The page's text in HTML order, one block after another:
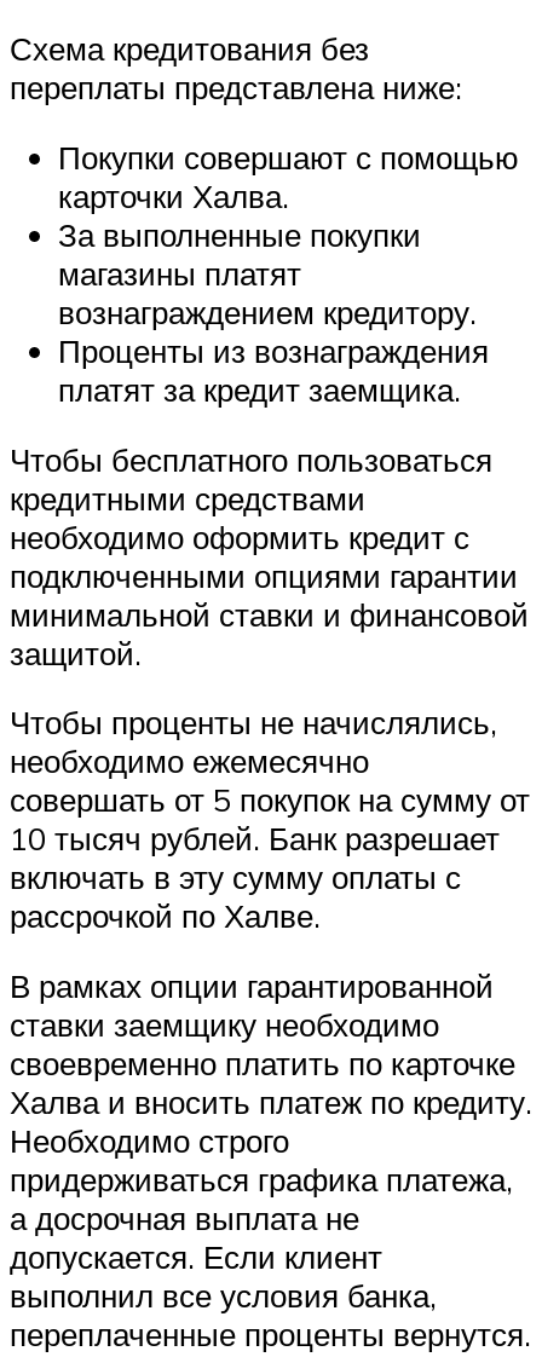
Схема кредитования без
переплаты представлена ниже:
Покупки совершают с помощью
карточки Халва.
За выполненные покупки
магазины платят
вознаграждением кредитору.
Проценты из вознаграждения
платят за кредит заемщика.
Чтобы бесплатного пользоваться
кредитными средствами
необходимо оформить кредит с
подключенными опциями гарантии
минимальной ставки и финансовой
защитой.
Чтобы проценты не начислялись,
необходимо ежемесячно
совершать от 5 покупок на сумму от
10 тысяч рублей. Банк разрешает
включать в эту сумму оплаты с
рассрочкой по Халве.
В рамках опции гарантированной
ставки заемщику необходимо
своевременно платить по карточке
Халва и вносить платеж по кредиту.
Необходимо строго
придерживаться графика платежа,
а досрочная выплата не
допускается. Если клиент
выполнил все условия банка,
переплаченные проценты вернутся.